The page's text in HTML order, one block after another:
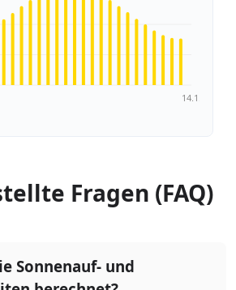
14.1.
Fragen (FAQ)
Sonnenauf- und